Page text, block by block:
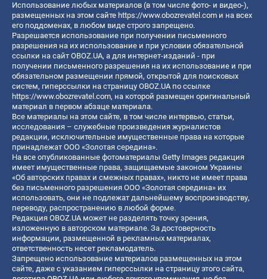
Использование любых материалов (в том числе фото- и видео-),
размещенных на этом сайте https://www.obozrevatel.com и на всех
его поддоменах, в любом виде строго запрещено.
Разрешается использование при получении письменного
разрешения на их использование и при условии обязательной
ссылки на сайт OBOZ.UA, а для интернет-изданий - при
получении письменного разрешения на их использование и при
обязательном размещении прямой, открытой для поисковых
систем, гиперссылки на страницу OBOZ.UA по ссылке
https://www.obozrevatel.com, на которой размещен оригинальный
материал в первом абзаце материала.
Все материалы на этом сайте, в том числе интервью, статьи,
исследования – служебные произведения журналистов
редакции, исключительные имущественные права на которые
принадлежат ООО «Золотая середина».
На все опубликованные фотоматериалы Getty Images редакция
имеет имущественные права, защищаемые законом Украины
«Об авторских правах и смежных правах», никто не имеет права
без письменного разрешения ООО «Золотая середина» их
использовать, они не подлежат дальнейшему воспроизводству,
переводу, распространению в любой форме.
Редакция OBOZ.UA может не разделять точку зрения,
изложенную в авторском материале. За достоверность
информации, размещенной в рекламных материалах,
ответственность несет рекламодатель.
Запрещено использование материалов размещенных на этом
сайте, даже с указанием гиперссылки на страницу этого сайта,